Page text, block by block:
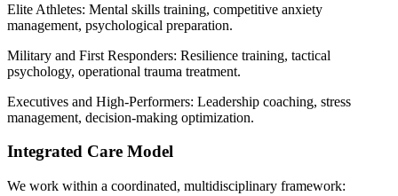
Elite Athletes: Mental skills training, competitive anxiety
management, psychological preparation.
Military and First Responders: Resilience training, tactical
psychology, operational trauma treatment.
Executives and High-Performers: Leadership coaching, stress
management, decision-making optimization.
Integrated Care Model
We work within a coordinated, multidisciplinary framework: